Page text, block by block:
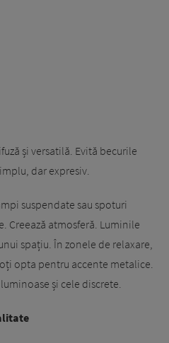
și versatilă. Evită becurile
dar expresiv.
suspendate sau spoturi
Creează atmosferă. Luminile
spațiu. În zonele de relaxare,
opta pentru accente metalice.
și cele discrete.